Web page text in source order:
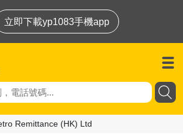
立即下載yp1083手機app
Remittance (HK) Ltd